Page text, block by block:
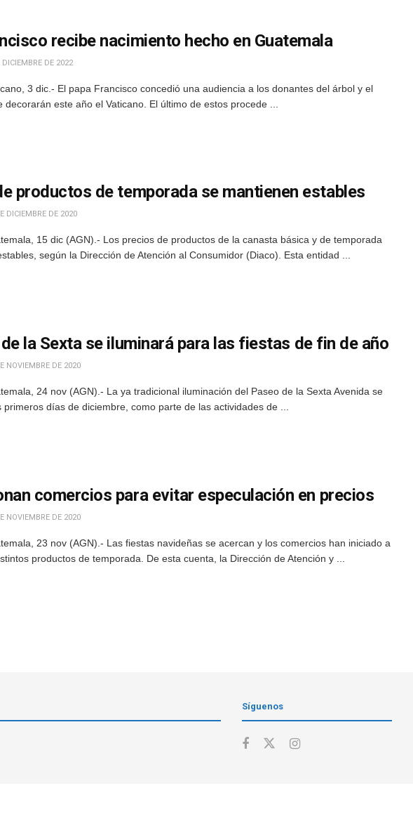
recibe nacimiento hecho en Guatemala
DE 2022
3 dic.- El papa Francisco concedió una audiencia a los donantes del árbol y el
decorarán este año el Vaticano. El último de estos procede ...
productos de temporada se mantienen estables
DICIEMBRE DE 2020
15 dic (AGN).- Los precios de productos de la canasta básica y de temporada
según la Dirección de Atención al Consumidor (Diaco). Esta entidad ...
la Sexta se iluminará para las fiestas de fin de año
NOVIEMBRE DE 2020
24 nov (AGN).- La ya tradicional iluminación del Paseo de la Sexta Avenida se
primeros días de diciembre, como parte de las actividades de ...
comercios para evitar especulación en precios
NOVIEMBRE DE 2020
23 nov (AGN).- Las fiestas navideñas se acercan y los comercios han iniciado a
productos de temporada. De esta cuenta, la Dirección de Atención y ...
Síguenos